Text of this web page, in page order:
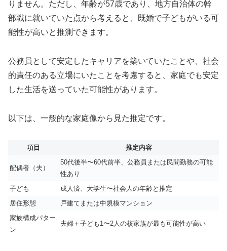
りません。ただし、年齢が57歳であり、地方自治体の幹
部職に就いていた点から考えると、既婚で子どもがいる可
能性が高いと推測できます。
公務員として安定したキャリアを築いていたことや、社会
的責任のある立場にいたことを考慮すると、家庭でも安定
した生活を送っていた可能性があります。
以下は、一般的な家庭像から見た推定です。
項目 推定内容
配偶者（夫）
50代後半〜60代前半、公務員または民間勤務の可能
性あり
子ども
成人済、大学生〜社会人の年齢と推定
居住形態
戸建てまたは中規模マンション
家族構成パター
ン
夫婦＋子ども1〜2人の核家族が最も可能性が高い